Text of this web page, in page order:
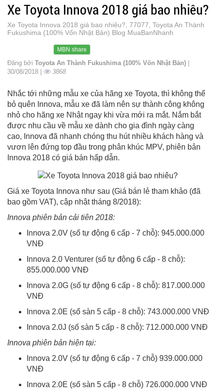
Xe Toyota Innova 2018 giá bao nhiêu?
Xe Toyota Innova 2018 giá bao nhiêu?, 77077, Toyota An Thành
Fukushima (100% Vốn Nhật Bản) Blog MuaBanNhanh
MBN share
Đăng bởi Toyota An Thành Fukushima (100% Vốn Nhật Bản) |
30/08/2018 |
3868
Nhắc tới những mẫu xe của hãng xe Toyota, thì không thể
bỏ quên Innova, mẫu xe đã làm nên sự thành công không
nhỏ cho hãng xe Nhật ngay khi vừa mới ra mắt. Nắm bắt
được nhu cầu về mẫu xe dành cho gia đình ngày càng
cao, Innova đã nhanh chóng thu hút nhiều khách hàng và
vươn lên đứng top đầu trong phân khúc MPV, phiên bản
Innova 2018 có giá bán hấp dẫn.
Giá xe Toyota Innova như sau (Giá bán lẻ tham khảo (đã
bao gồm VAT), cập nhật tháng 8/2018):
Innova phiên bản cải tiên 2018:
Innova 2.0V (số tự động 6 cấp - 7 chỗ): 945.000.000
VNĐ
Innova 2.0 Venturer (số tự động 6 cấp - 8 chỗ):
855.000.000 VNĐ
Innova 2.0G (số tự động 6 cấp - 8 chỗ): 817.000.000
VNĐ
Innova 2.0E (số sàn 5 cấp - 8 chỗ): 743.000.000 VNĐ
Innova 2.0J (số sàn 5 cấp - 8 chỗ): 712.000.000 VNĐ
Innova phiên bản hiện tại:
Innova 2.0V (số tự động 6 cấp - 7 chỗ) 939.000.000
VNĐ
Innova 2.0E (số sàn 5 cấp - 8 chỗ) 726.000.000 VNĐ